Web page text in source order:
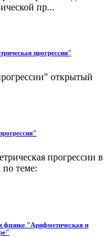
пр...
прогрессии"
открытый
прогрессии в
теме:
физике "Арифметическая и